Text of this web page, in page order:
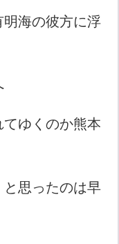
海の彼方に浮
ゆくのか熊本
思ったのは早